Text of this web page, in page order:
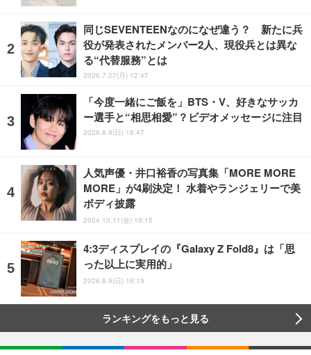
同じSEVENTEENなのになぜ違う？ 新たに兵
役が発表されたメンバー2人、現役兵とは異な
る“代替服務”とは
2026.7.27(月) 12:47
「今度一緒にご飯を」BTS・V、好きなサッカ
ー選手と“相思相愛”？ビデオメッセージに注目
2026.8.9(日) 18:47
人気声優・井口裕香の写真集「MORE MORE
MORE」が4刷決定！ 水着やランジェリーで美
ボディ披露
2024.10.11(金) 19:15
4:3ディスプレイの『Galaxy Z Fold8』は「思
った以上に実用的」
2026.8.9(日) 16:19
ランキングをもっと見る